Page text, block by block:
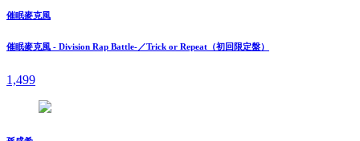
催眠麥克風
催眠麥克風 - Division Rap Battle-／Trick or Repeat（初回限定盤）
1,499